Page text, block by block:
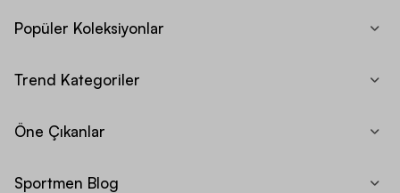
Popüler Koleksiyonlar
Trend Kategoriler
Öne Çıkanlar
Sportmen Blog